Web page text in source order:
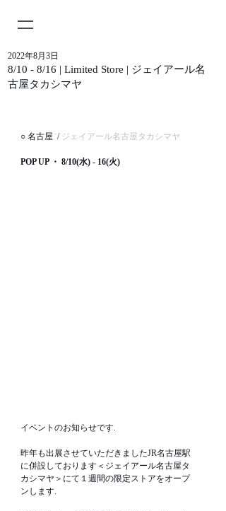
8/10 - 8/16 | Limited Store | ジェイアール名
古屋タカシマヤ
2022年8月3日
○ 名古屋  / ジェイアール名古屋タカシマヤ
POP UP ・ 8/10(水) - 16(火)
イベントのお知らせです.
昨年も出展させていただきましたJR名古屋駅
に併設しております＜ジェイアール名古屋タ
カシマヤ＞にて１週間の限定ストアをオープ
ンします.